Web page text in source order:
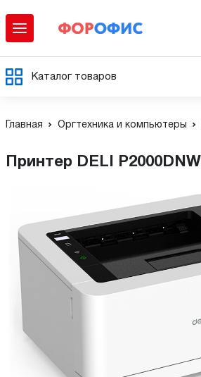
Каталог товаров
Главная Оргтехника и компьютеры
Принтер DELI P2000DNW